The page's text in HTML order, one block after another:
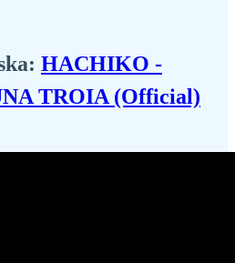
HACHIKO -
TROIA (Official)